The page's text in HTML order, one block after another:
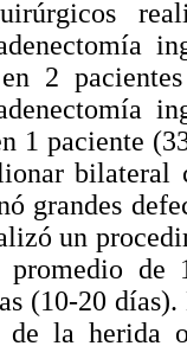
2
1 paciente
bilateral
grandes
un
promedio de
(10-20
de la herida